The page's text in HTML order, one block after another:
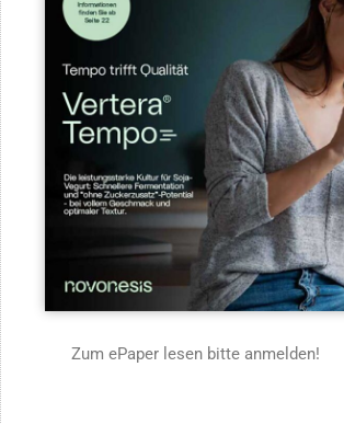
Zum ePaper lesen bitte anmelden!